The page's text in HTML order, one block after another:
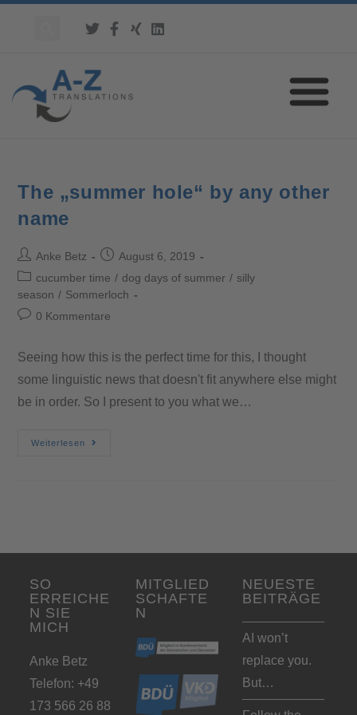
The „summer hole“ by any other
name
Anke Betz
August 6, 2019
cucumber time / dog days of summer / silly
season / Sommerloch
0 Kommentare
Seeing how this is the perfect time for this, I thought
some linguistic news that doesn't fit anywhere else might
be in order. So I present to you what we…
Weiterlesen
SO
ERREICHE
N SIE
MICH
Anke Betz
Telefon: +49
173 566 26 88
MITGLIED
SCHAFTE
N
NEUESTE
BEITRÄGE
AI won’t
replace you.
But…